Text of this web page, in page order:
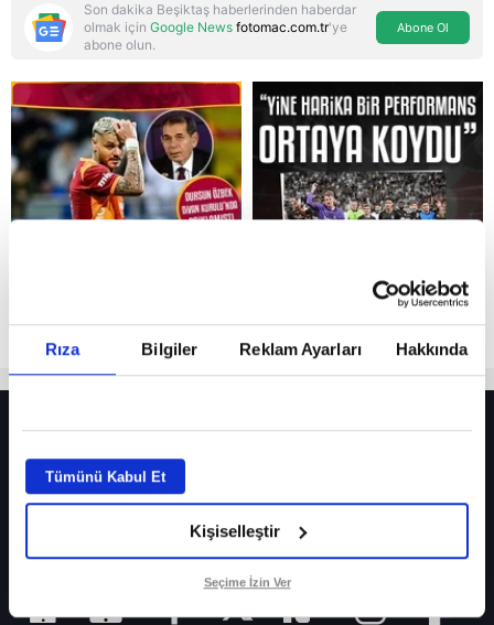
Rıza Bilgiler Reklam Ayarları Hakkında
Tümünü Kabul Et
Kişiselleştir
Seçime İzin Ver
Reddet
Son dakika Beşiktaş haberlerinden haberdar
olmak için Google News fotomac.com.tr'ye
abone olun.
Abone Ol
Fenerbahçe’de sürpriz ayrılık ihtimali! Devre arasında gelmişti
Fenerbahçe’nin yeni transferi Mason Greenwood için olay sözler!
Galatasaray’da rota yeniden Thiago Almada!